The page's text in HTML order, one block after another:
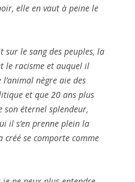
elle en vaut à peine le
sur le sang des peuples, la
le racisme et auquel il
nègre aie des
et que 20 ans plus
son éternel splendeur,
il s’en prenne plein la
créé se comporte comme